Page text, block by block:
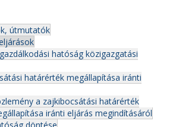
útmutatók
hatóság közigazgatási
határérték megállapítása iránti
a zajkibocsátási határérték
iránti eljárás megindításáról